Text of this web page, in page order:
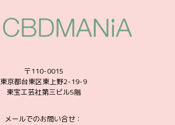
〒110-0015
東京都台東区東上野2-19-9
東宝工芸社第三ビル5階
メールでのお問い合せ：